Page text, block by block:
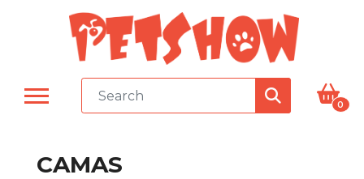
0
CAMAS